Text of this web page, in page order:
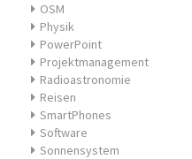
OSM
Physik
PowerPoint
Projektmanagement
Radioastronomie
Reisen
SmartPhones
Software
Sonnensystem